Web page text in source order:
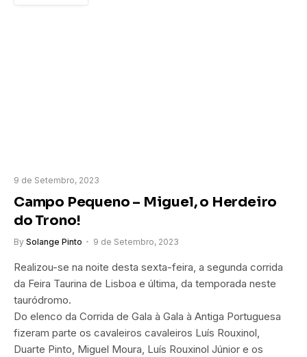
9 de Setembro, 2023
Campo Pequeno – Miguel, o Herdeiro
do Trono!
By Solange Pinto 9 de Setembro, 2023
Realizou-se na noite desta sexta-feira, a segunda corrida
da Feira Taurina de Lisboa e última, da temporada neste
tauródromo.
Do elenco da Corrida de Gala à Gala à Antiga Portuguesa
fizeram parte os cavaleiros cavaleiros Luís Rouxinol,
Duarte Pinto, Miguel Moura, Luís Rouxinol Júnior e os